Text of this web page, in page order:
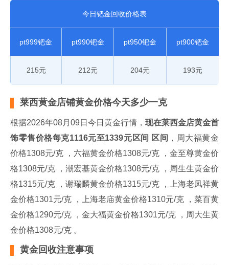
今日钯金回收价格表
pt999钯金 pt990钯金 pt950钯金 pt900钯金
215元 212元 204元 193元
莱西黄金店铺黄金价格今天多少一克
根据2026年08月09日今日黄金行情， 现在莱西金店黄金首
饰零售价格每克1116元至1339元区间 区间 ，周大福黄金
价格1308元/克 ，六福黄金价格1308元/克 ，金至尊黄金价
格1308元/克 ，潮宏基黄金价格1308元/克 ，周生生黄金价
格1315元/克 ，谢瑞麟黄金价格1315元/克 ，上海老凤祥黄
金价格1301元/克 ，上海老庙黄金价格1310元/克 ，菜百黄
金价格1290元/克 ，金大福黄金价格1301元/克 ，周大生黄
金价格1308元/克 。
黄金回收注意事项